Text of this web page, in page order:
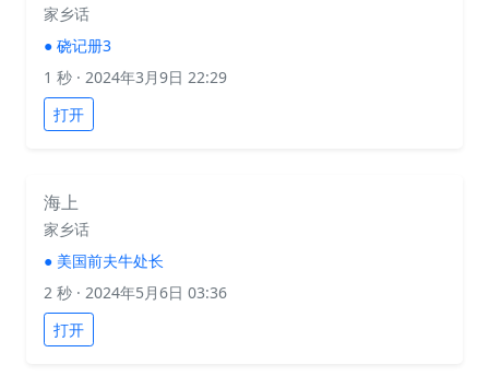
家乡话
● 硗记册3
1 秒 · 2024年3月9日 22:29
打开
海上
家乡话
● 美国前夫牛处长
2 秒 · 2024年5月6日 03:36
打开